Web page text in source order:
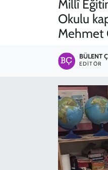
Millî
Okulu
Mehmet
BÜLENT
EDITÖR